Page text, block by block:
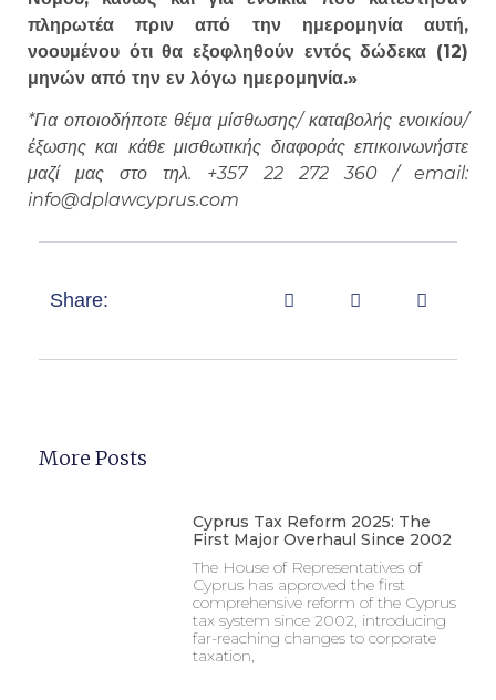
πληρωτέα πριν από την ημερομηνία αυτή,
νοουμένου ότι θα εξοφληθούν εντός δώδεκα (12)
μηνών από την εν λόγω ημερομηνία.»
*Για οποιοδήποτε θέμα μίσθωσης/ καταβολής ενοικίου/
έξωσης και κάθε μισθωτικής διαφοράς επικοινωνήστε
μαζί μας στο τηλ. +357 22 272 360 / email:
info@dplawcyprus.com
Share:
More Posts
Cyprus Tax Reform 2025: The
First Major Overhaul Since 2002
The House of Representatives of
Cyprus has approved the first
comprehensive reform of the Cyprus
tax system since 2002, introducing
far-reaching changes to corporate
taxation,